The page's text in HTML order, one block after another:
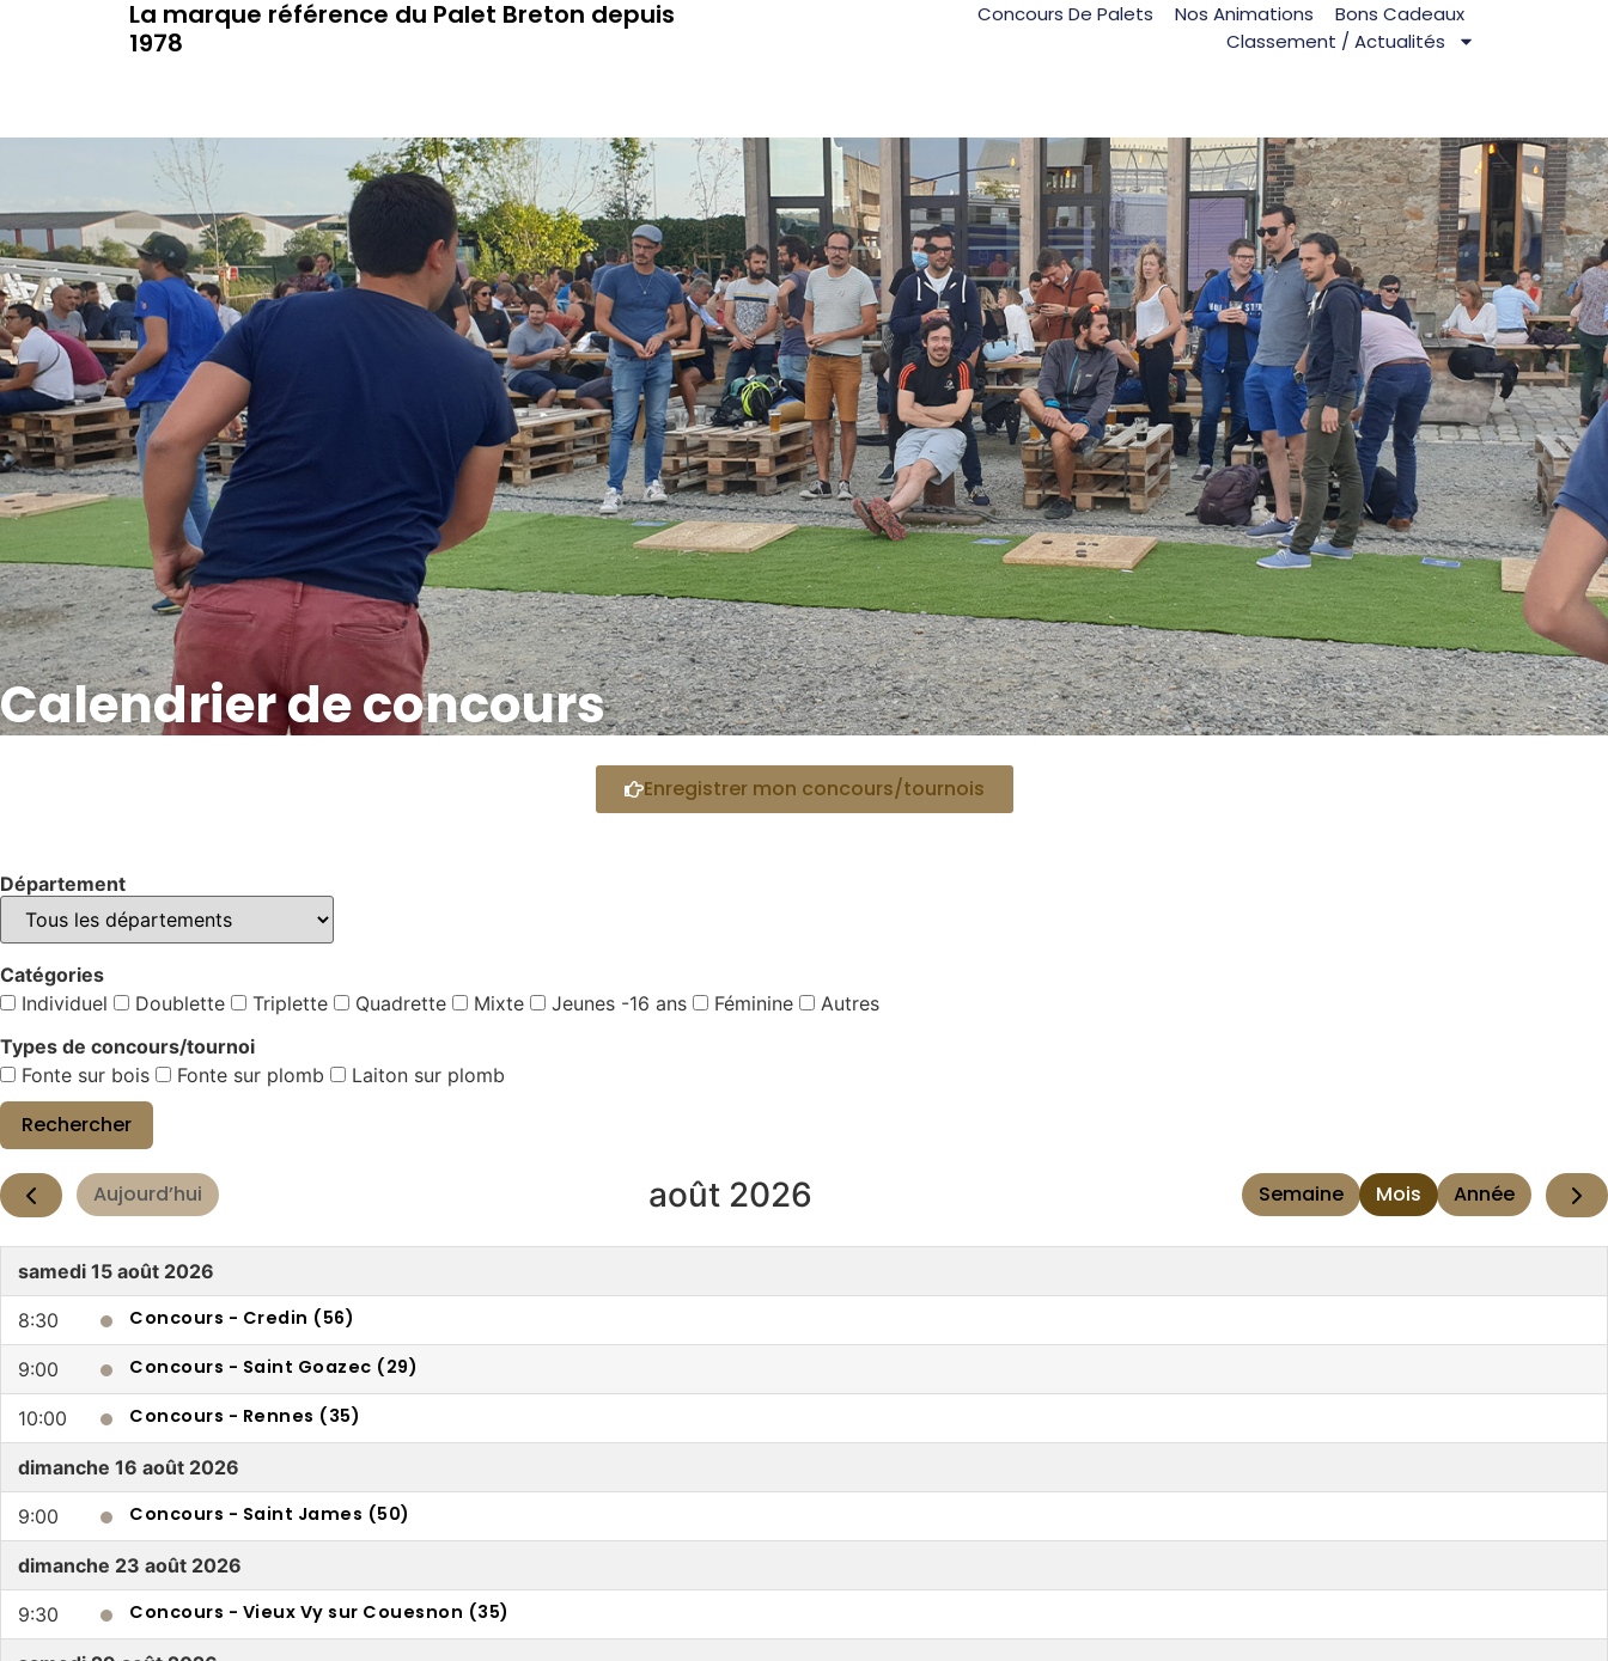
La marque référence du Palet Breton depuis
1978
Concours De Palets Nos Animations
Bons Cadeaux
Classement / Actualités
Calendrier de concours
Enregistrer mon concours/tournois
Département
Catégories
Individuel
Doublette Triplette Quadrette Mixte Jeunes -16 ans Féminine
Autres
Types de concours/tournoi
Fonte sur bois
Fonte sur plomb Laiton sur plomb
Aujourd’hui août 2026 Semaine Mois Année
15 août 2026
samedi
8:30 Concours - Credin (56)
9:00 Concours - Saint Goazec (29)
10:00 Concours - Rennes (35)
16 août 2026
dimanche
9:00 Concours - Saint James (50)
23 août 2026
dimanche
9:30 Concours - Vieux Vy sur Couesnon (35)